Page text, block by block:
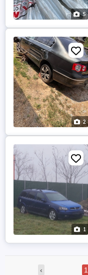
5
2
1
‹ 1